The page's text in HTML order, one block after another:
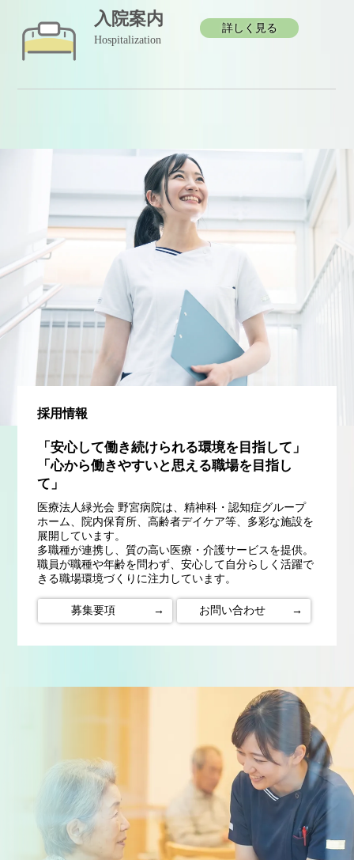
入院案内
Hospitalization
詳しく見る
採用情報
「安心して働き続けられる環境を目指して」
「心から働きやすいと思える職場を目指し
て」
医療法人緑光会 野宮病院は、精神科・認知症グループ
ホーム、院内保育所、高齢者デイケア等、多彩な施設を
展開しています。
多職種が連携し、質の高い医療・介護サービスを提供。
職員が職種や年齢を問わず、安心して自分らしく活躍で
きる職場環境づくりに注力しています。
募集要項 → お問い合わせ →